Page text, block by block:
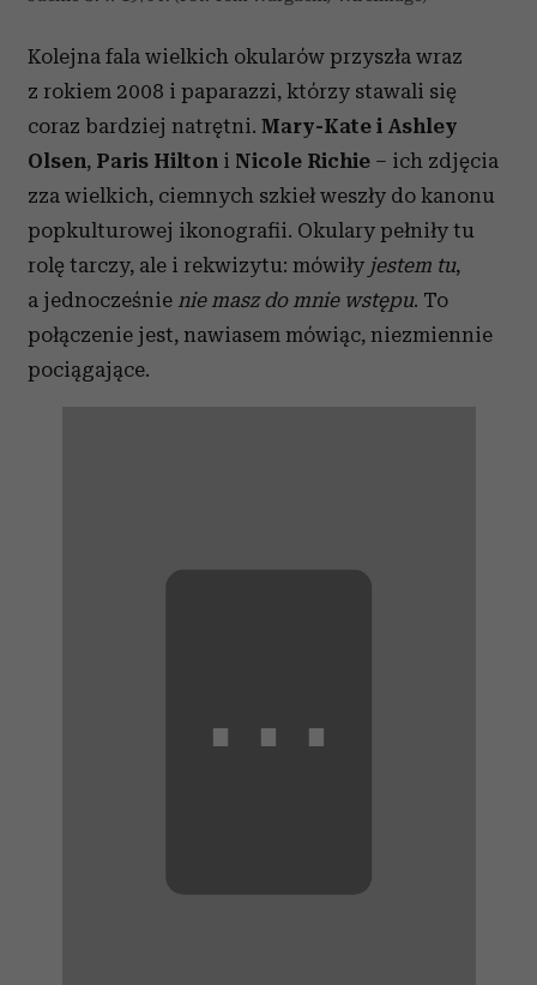
Kolejna fala wielkich okularów przyszła wraz
z rokiem 2008 i paparazzi, którzy stawali się
coraz bardziej natrętni. Mary-Kate i Ashley
Olsen, Paris Hilton i Nicole Richie – ich zdjęcia
zza wielkich, ciemnych szkieł weszły do kanonu
popkulturowej ikonografii. Okulary pełniły tu
rolę tarczy, ale i rekwizytu: mówiły jestem tu,
a jednocześnie nie masz do mnie wstępu. To
połączenie jest, nawiasem mówiąc, niezmiennie
pociągające.
⋯